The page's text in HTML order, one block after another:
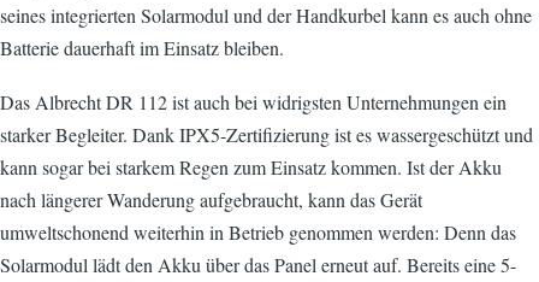
seines integrierten Solarmodul und der Handkurbel kann es auch ohne
Batterie dauerhaft im Einsatz bleiben.
Das Albrecht DR 112 ist auch bei widrigsten Unternehmungen ein
starker Begleiter. Dank IPX5-Zertifizierung ist es wassergeschützt und
kann sogar bei starkem Regen zum Einsatz kommen. Ist der Akku
nach längerer Wanderung aufgebraucht, kann das Gerät
umweltschonend weiterhin in Betrieb genommen werden: Denn das
Solarmodul lädt den Akku über das Panel erneut auf. Bereits eine 5-